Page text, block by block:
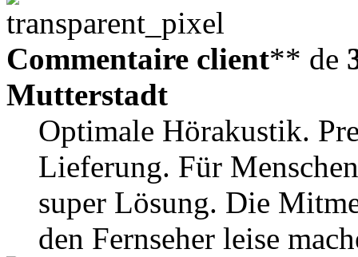
Commentaire client** de
Mutterstadt
Optimale Hörakustik.
Lieferung. Für
super Lösung. Die
den Fernseher leise